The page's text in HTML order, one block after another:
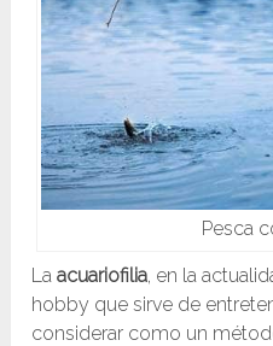
Pesca
Laacuariofilia , en la
hobby que sirve de
considerar como un